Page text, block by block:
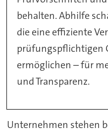
behalten. Abhilfe
die eine effiziente
prüfungspflichtigen
ermöglichen – für
und Transparenz.
Unternehmen stehen